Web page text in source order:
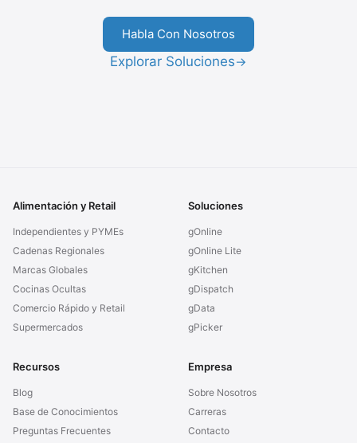
Habla Con Nosotros
Explorar Soluciones→
Alimentación y Retail
Independientes y PYMEs
Cadenas Regionales
Marcas Globales
Cocinas Ocultas
Comercio Rápido y Retail
Supermercados
Soluciones
gOnline
gOnline Lite
gKitchen
gDispatch
gData
gPicker
Recursos
Blog
Base de Conocimientos
Preguntas Frecuentes
Empresa
Sobre Nosotros
Carreras
Contacto